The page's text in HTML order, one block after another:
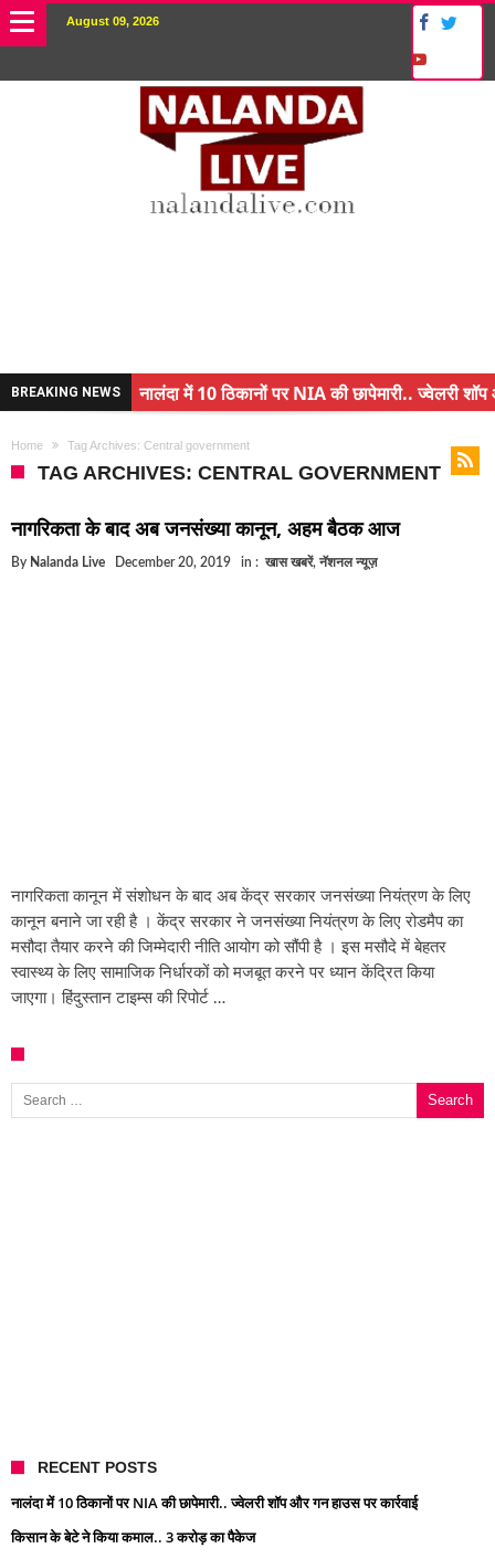
August 09, 2026
BREAKING NEWS
नालंदा में 10 ठिकानों पर NIA की छापेमारी.. ज्वेलरी शॉप
अंचल पदाधिकारी (CO) बर्खास्त.. फर्जीवाड़ा कर पाई थी
बिहार में एक और सिक्स लेन की मंजूरी.. जानिए किन-किन
Home Tag Archives: Central government
TAG ARCHIVES: CENTRAL GOVERNMENT
नागरिकता के बाद अब जनसंख्या कानून, अहम बैठक आज
By Nalanda Live December 20, 2019 in : खास खबरें, नॅशनल न्यूज़
नागरिकता कानून में संशोधन के बाद अब केंद्र सरकार जनसंख्या नियंत्रण के लिए
कानून बनाने जा रही है । केंद्र सरकार ने जनसंख्या नियंत्रण के लिए रोडमैप का
मसौदा तैयार करने की जिम्मेदारी नीति आयोग को सौंपी है । इस मसौदे में बेहतर
स्वास्थ्य के लिए सामाजिक निर्धारकों को मजबूत करने पर ध्यान केंद्रित किया
जाएगा। हिंदुस्तान टाइम्स की रिपोर्ट …
Search for:
RECENT POSTS
नालंदा में 10 ठिकानों पर NIA की छापेमारी.. ज्वेलरी शॉप और गन हाउस पर कार्रवाई
किसान के बेटे ने किया कमाल.. 3 करोड़ का पैकेज